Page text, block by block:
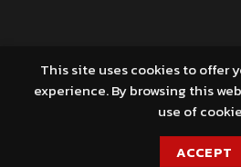
This site uses cookies to offer
experience. By browsing this
use of
ACCEPT